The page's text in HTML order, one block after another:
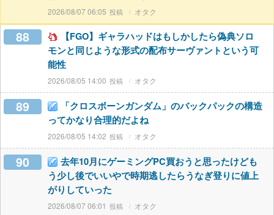
2026/08/07 06:05 オタク
88
【FGO】ギャラハッドはもしかしたら偽典ソロ
モンと同じような形式の配布サーヴァントという可
能性
2026/08/05 14:00 オタク
89
「クロスボーンガンダム」のバックパックの構造
ってかなり合理的だよね
2026/08/05 14:02 オタク
90
去年10月にゲーミングPC買おうと思ったけども
う少し後でいいやで時期逃したらうなぎ登りに値上
がりしていった
2026/08/07 06:01 オタク